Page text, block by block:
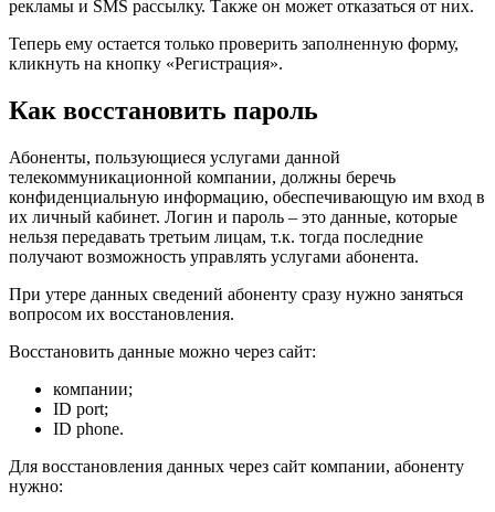
рекламы и SMS рассылку. Также он может отказаться от них.
Теперь ему остается только проверить заполненную форму,
кликнуть на кнопку «Регистрация».
Как восстановить пароль
Абоненты, пользующиеся услугами данной
телекоммуникационной компании, должны беречь
конфиденциальную информацию, обеспечивающую им вход в
их личный кабинет. Логин и пароль – это данные, которые
нельзя передавать третьим лицам, т.к. тогда последние
получают возможность управлять услугами абонента.
При утере данных сведений абоненту сразу нужно заняться
вопросом их восстановления.
Восстановить данные можно через сайт:
компании;
ID port;
ID phone.
Для восстановления данных через сайт компании, абоненту
нужно: